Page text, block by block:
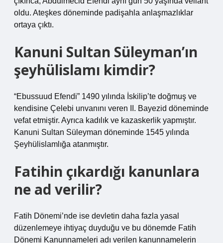
oldu. Ateşkes döneminde padişahla anlaşmazlıklar
ortaya çıktı.
Kanuni Sultan Süleyman’ın
şeyhülislamı kimdir?
“Ebussuud Efendi” 1490 yılında İskilip’te doğmuş ve
kendisine Çelebi unvanını veren II. Bayezid döneminde
vefat etmiştir. Ayrıca kadılık ve kazaskerlik yapmıştır.
Kanuni Sultan Süleyman döneminde 1545 yılında
Şeyhülislamlığa atanmıştır.
Fatihin çıkardığı kanunlara
ne ad verilir?
Fatih Dönemi’nde ise devletin daha fazla yasal
düzenlemeye ihtiyaç duyduğu ve bu dönemde Fatih
Dönemi Kanunnameleri adı verilen kanunnamelerin